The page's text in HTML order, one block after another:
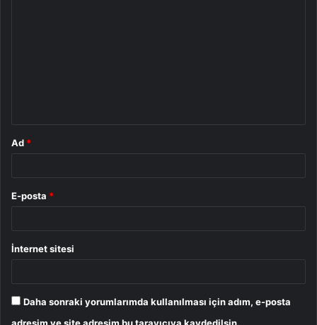
Ad *
E-posta *
İnternet sitesi
Daha sonraki yorumlarımda kullanılması için adım, e-posta
adresim ve site adresim bu tarayıcıya kaydedilsin.